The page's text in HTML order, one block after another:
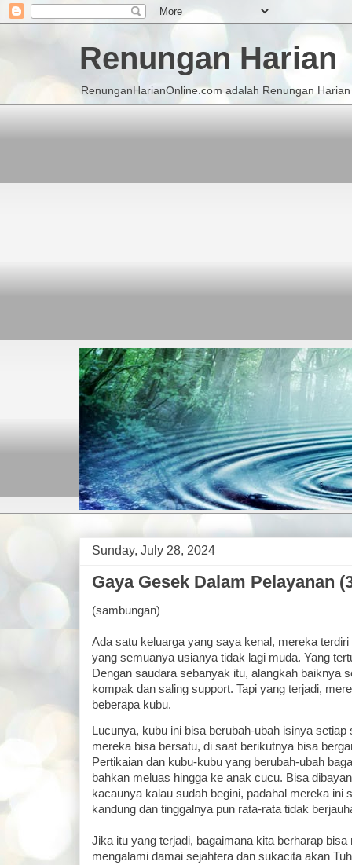
Renungan Harian
RenunganHarianOnline.com adalah Renungan
Sunday, July 28, 2024
Gaya Gesek Dalam Pelayanan
(sambungan)
Ada satu keluarga yang saya kenal, mereka
yang semuanya usianya tidak lagi muda. Yang
Dengan saudara sebanyak itu, alangkah baiknya
kompak dan saling support. Tapi yang terjadi,
beberapa kubu.
Lucunya, kubu ini bisa berubah-ubah isinya
mereka bisa bersatu, di saat berikutnya bisa
Pertikaian dan kubu-kubu yang berubah-ubah
bahkan meluas hingga ke anak cucu. Bisa
kacaunya kalau sudah begini, padahal mereka ini
kandung dan tinggalnya pun rata-rata tidak
Jika itu yang terjadi, bagaimana kita berharap bisa
mengalami damai sejahtera dan sukacita akan